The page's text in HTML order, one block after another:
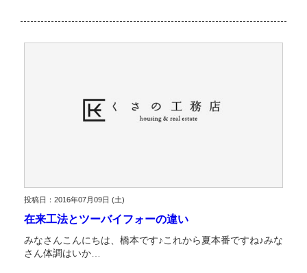
投稿日：2016年07月09日 (土)
在来工法とツーバイフォーの違い
みなさんこんにちは、橋本です♪これから夏本番ですね♪みな
さん体調はいか…